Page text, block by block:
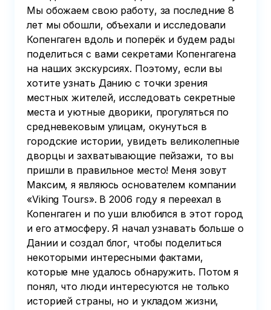
Мы обожаем свою работу, за последние 8
лет мы обошли, объехали и исследовали
Копенгаген вдоль и поперёк и будем рады
поделиться с вами секретами Копенгагена
на наших экскурсиях. Поэтому, если вы
хотите узнать Данию с точки зрения
местных жителей, исследовать секретные
места и уютные дворики, прогуляться по
средневековым улицам, окунуться в
городские истории, увидеть великолепные
дворцы и захватывающие пейзажи, то вы
пришли в правильное место! Меня зовут
Максим, я являюсь основателем компании
«Viking Tours». В 2006 году я переехал в
Копенгаген и по уши влюбился в этот город
и его атмосферу. Я начал узнавать больше о
Дании и создал блог, чтобы поделиться
некоторыми интересными фактами,
которые мне удалось обнаружить. Потом я
понял, что люди интересуются не только
историей страны, но и укладом жизни,